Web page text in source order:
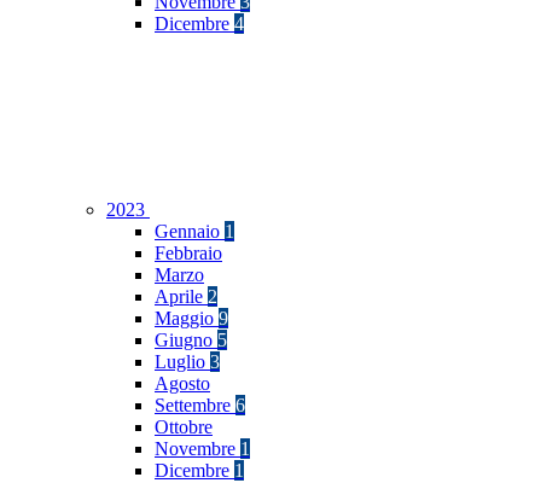
Dicembre 4
2023
Gennaio 1
Febbraio
Marzo
Aprile 2
Maggio 9
Giugno 5
Luglio 3
Agosto
Settembre 6
Ottobre
Novembre 1
Dicembre 1